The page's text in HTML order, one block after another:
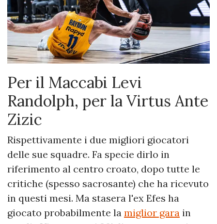
Per il Maccabi Levi
Randolph, per la Virtus Ante
Zizic
Rispettivamente i due migliori giocatori
delle sue squadre. Fa specie dirlo in
riferimento al centro croato, dopo tutte le
critiche (spesso sacrosante) che ha ricevuto
in questi mesi. Ma stasera l'ex Efes ha
giocato probabilmente la miglior gara in